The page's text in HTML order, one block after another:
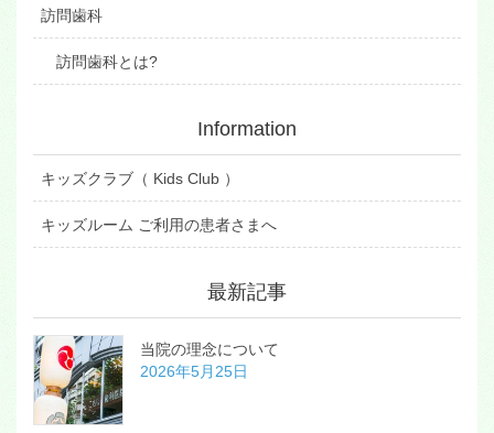
訪問歯科
訪問歯科とは?
Information
キッズクラブ（ Kids Club ）
キッズルーム ご利用の患者さまへ
最新記事
当院の理念について
2026年5月25日